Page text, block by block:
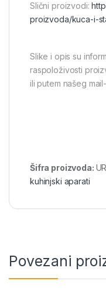
Slični proizvodi:
proizvoda/kuca-i-
Slike i opis su
raspoloživosti
ili putem našeg
Šifra proizvoda:
kuhinjski aparati
Povezani